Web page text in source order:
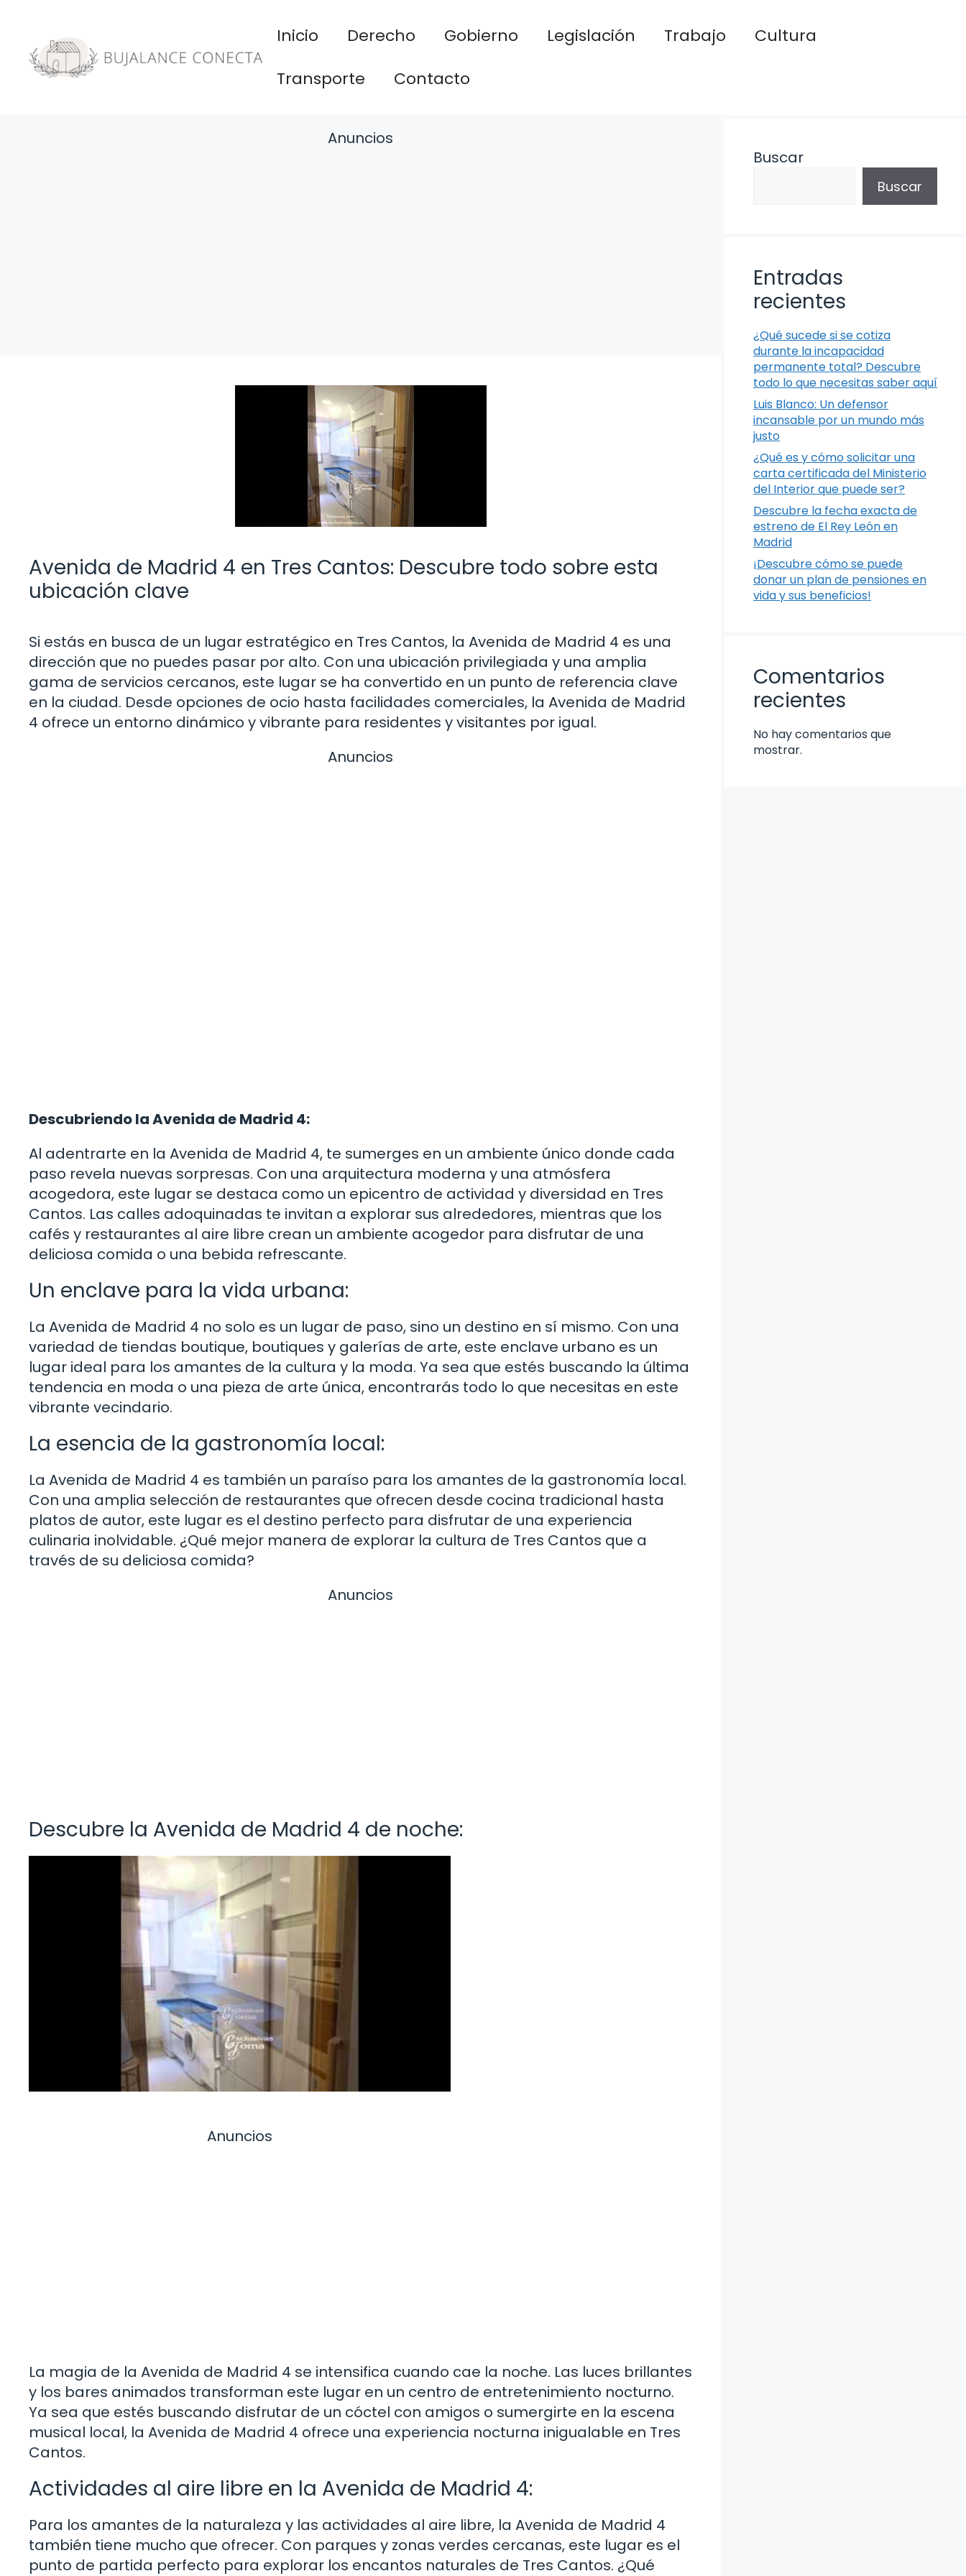
contenido
Inicio Derecho Gobierno Legislación Trabajo
Cultura
Transporte
Contacto
Anuncios
Avenida de Madrid 4 en Tres Cantos: Descubre todo sobre esta
ubicación clave
Si estás en busca de un lugar estratégico en Tres Cantos, la Avenida de Madrid 4 es una
dirección que no puedes pasar por alto. Con una ubicación privilegiada y una amplia
gama de servicios cercanos, este lugar se ha convertido en un punto de referencia clave
en la ciudad. Desde opciones de ocio hasta facilidades comerciales, la Avenida de Madrid
4 ofrece un entorno dinámico y vibrante para residentes y visitantes por igual.
Anuncios
Descubriendo la Avenida de Madrid 4:
Al adentrarte en la Avenida de Madrid 4, te sumerges en un ambiente único donde cada
paso revela nuevas sorpresas. Con una arquitectura moderna y una atmósfera
acogedora, este lugar se destaca como un epicentro de actividad y diversidad en Tres
Cantos. Las calles adoquinadas te invitan a explorar sus alrededores, mientras que los
cafés y restaurantes al aire libre crean un ambiente acogedor para disfrutar de una
deliciosa comida o una bebida refrescante.
Un enclave para la vida urbana:
La Avenida de Madrid 4 no solo es un lugar de paso, sino un destino en sí mismo. Con una
variedad de tiendas boutique, boutiques y galerías de arte, este enclave urbano es un
lugar ideal para los amantes de la cultura y la moda. Ya sea que estés buscando la última
tendencia en moda o una pieza de arte única, encontrarás todo lo que necesitas en este
vibrante vecindario.
La esencia de la gastronomía local:
La Avenida de Madrid 4 es también un paraíso para los amantes de la gastronomía local.
Con una amplia selección de restaurantes que ofrecen desde cocina tradicional hasta
platos de autor, este lugar es el destino perfecto para disfrutar de una experiencia
culinaria inolvidable. ¿Qué mejor manera de explorar la cultura de Tres Cantos que a
través de su deliciosa comida?
Anuncios
Descubre la Avenida de Madrid 4 de noche:
Anuncios
La magia de la Avenida de Madrid 4 se intensifica cuando cae la noche. Las luces brillantes
y los bares animados transforman este lugar en un centro de entretenimiento nocturno.
Ya sea que estés buscando disfrutar de un cóctel con amigos o sumergirte en la escena
musical local, la Avenida de Madrid 4 ofrece una experiencia nocturna inigualable en Tres
Cantos.
Actividades al aire libre en la Avenida de Madrid 4:
Para los amantes de la naturaleza y las actividades al aire libre, la Avenida de Madrid 4
también tiene mucho que ofrecer. Con parques y zonas verdes cercanas, este lugar es el
punto de partida perfecto para explorar los encantos naturales de Tres Cantos. ¿Qué
Buscar
Buscar
Entradas
recientes
¿Qué sucede si se cotiza
durante la incapacidad
permanente total? Descubre
todo lo que necesitas saber aquí
Luis Blanco: Un defensor
incansable por un mundo más
justo
¿Qué es y cómo solicitar una
carta certificada del Ministerio
del Interior que puede ser?
Descubre la fecha exacta de
estreno de El Rey León en
Madrid
¡Descubre cómo se puede
donar un plan de pensiones en
vida y sus beneficios!
Comentarios
recientes
No hay comentarios que
mostrar.